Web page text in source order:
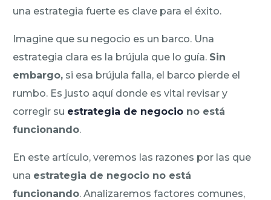
una estrategia fuerte es clave para el éxito.
Imagine que su negocio es un barco. Una
estrategia clara es la brújula que lo guía. Sin
embargo, si esa brújula falla, el barco pierde el
rumbo. Es justo aquí donde es vital revisar y
corregir su estrategia de negocio no está
funcionando.
En este artículo, veremos las razones por las que
una estrategia de negocio no está
funcionando. Analizaremos factores comunes,